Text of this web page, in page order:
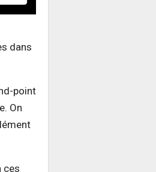
dans
point
On
ces